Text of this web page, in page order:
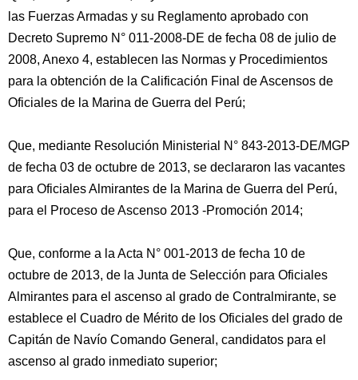
las Fuerzas Armadas y su Reglamento aprobado con
Decreto Supremo N° 011-2008-DE de fecha 08 de julio de
2008, Anexo 4, establecen las Normas y Procedimientos
para la obtención de la Calificación Final de Ascensos de
Oficiales de la Marina de Guerra del Perú;
Que, mediante Resolución Ministerial N° 843-2013-DE/MGP
de fecha 03 de octubre de 2013, se declararon las vacantes
para Oficiales Almirantes de la Marina de Guerra del Perú,
para el Proceso de Ascenso 2013 -Promoción 2014;
Que, conforme a la Acta N° 001-2013 de fecha 10 de
octubre de 2013, de la Junta de Selección para Oficiales
Almirantes para el ascenso al grado de Contralmirante, se
establece el Cuadro de Mérito de los Oficiales del grado de
Capitán de Navío Comando General, candidatos para el
ascenso al grado inmediato superior;